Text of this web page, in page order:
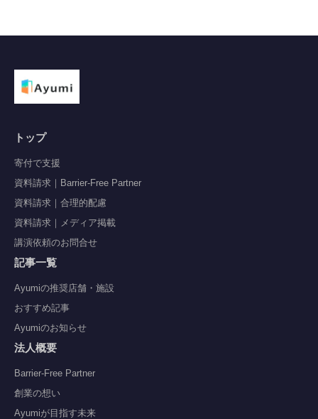
トップ
寄付で支援
資料請求｜Barrier-Free Partner
資料請求｜合理的配慮
資料請求｜メディア掲載
講演依頼のお問合せ
記事一覧
Ayumiの推奨店舗・施設
おすすめ記事
Ayumiのお知らせ
法人概要
Barrier-Free Partner
創業の想い
Ayumiが目指す未来